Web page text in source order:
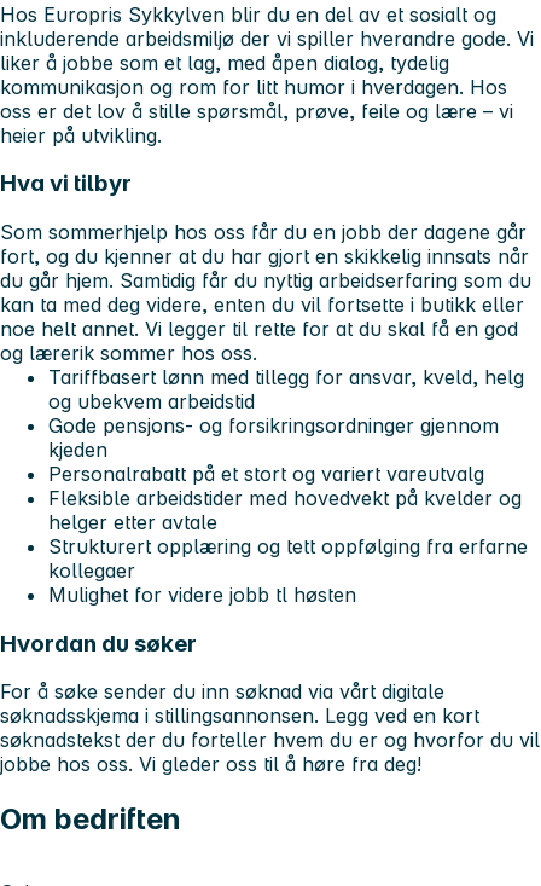
Hos Europris Sykkylven blir du en del av et sosialt og
inkluderende arbeidsmiljø der vi spiller hverandre gode. Vi
liker å jobbe som et lag, med åpen dialog, tydelig
kommunikasjon og rom for litt humor i hverdagen. Hos
oss er det lov å stille spørsmål, prøve, feile og lære – vi
heier på utvikling.
Hva vi tilbyr
Som sommerhjelp hos oss får du en jobb der dagene går
fort, og du kjenner at du har gjort en skikkelig innsats når
du går hjem. Samtidig får du nyttig arbeidserfaring som du
kan ta med deg videre, enten du vil fortsette i butikk eller
noe helt annet. Vi legger til rette for at du skal få en god
og lærerik sommer hos oss.
Tariffbasert lønn med tillegg for ansvar, kveld, helg
og ubekvem arbeidstid
Gode pensjons- og forsikringsordninger gjennom
kjeden
Personalrabatt på et stort og variert vareutvalg
Fleksible arbeidstider med hovedvekt på kvelder og
helger etter avtale
Strukturert opplæring og tett oppfølging fra erfarne
kollegaer
Mulighet for videre jobb tl høsten
Hvordan du søker
For å søke sender du inn søknad via vårt digitale
søknadsskjema i stillingsannonsen. Legg ved en kort
søknadstekst der du forteller hvem du er og hvorfor du vil
jobbe hos oss. Vi gleder oss til å høre fra deg!
Om bedriften